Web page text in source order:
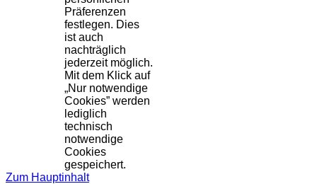
Präferenzen
festlegen. Dies
ist auch
nachträglich
jederzeit möglich.
Mit dem Klick auf
„Nur notwendige
Cookies” werden
lediglich
technisch
notwendige
Cookies
gespeichert.
Zum Hauptinhalt